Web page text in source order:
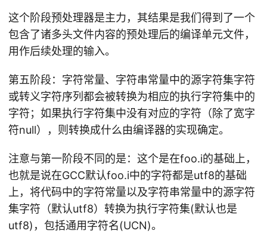
这个阶段预处理器是主力，其结果是我们得到了一个
包含了诸多头文件内容的预处理后的编译单元文件，
用作后续处理的输入。
第五阶段：字符常量、字符串常量中的源字符集字符
或转义字符序列都会被转换为相应的执行字符集中的
字符；如果执行字符集中没有对应的字符（除了宽字
符null），则转换成什么由编译器的实现确定。
注意与第一阶段不同的是：这个是在foo.i的基础上，
也就是说在GCC默认foo.i中的字符都是utf8的基础
上，将代码中的字符常量以及字符串常量中的源字符
集字符（默认utf8）转换为执行字符集(默认也是
utf8)，包括通用字符名(UCN)。